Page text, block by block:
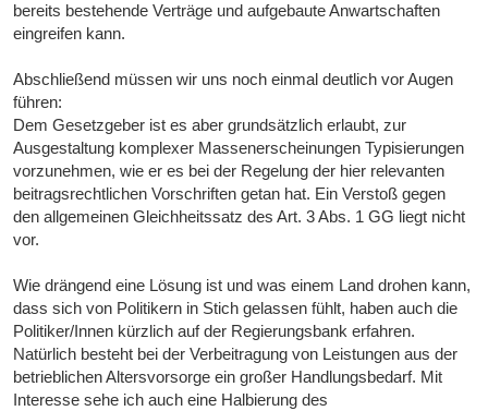
bereits bestehende Verträge und aufgebaute Anwartschaften
eingreifen kann.
Abschließend müssen wir uns noch einmal deutlich vor Augen
führen:
Dem Gesetzgeber ist es aber grundsätzlich erlaubt, zur
Ausgestaltung komplexer Massenerscheinungen Typisierungen
vorzunehmen, wie er es bei der Regelung der hier relevanten
beitragsrechtlichen Vorschriften getan hat. Ein Verstoß gegen
den allgemeinen Gleichheitssatz des Art. 3 Abs. 1 GG liegt nicht
vor.
Wie drängend eine Lösung ist und was einem Land drohen kann,
dass sich von Politikern in Stich gelassen fühlt, haben auch die
Politiker/Innen kürzlich auf der Regierungsbank erfahren.
Natürlich besteht bei der Verbeitragung von Leistungen aus der
betrieblichen Altersvorsorge ein großer Handlungsbedarf. Mit
Interesse sehe ich auch eine Halbierung des